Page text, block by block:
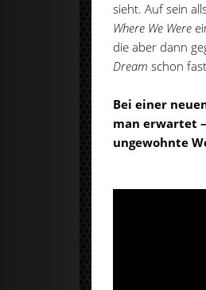
sieht. Auf sein
Where We Were
die aber dann
Dream schon
Bei einer
man erwartet
ungewohnte